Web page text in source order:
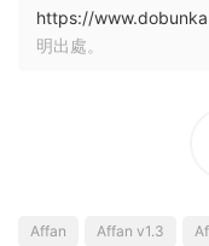
https://
明出處。
Affan Affan v1.3